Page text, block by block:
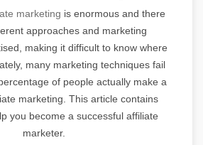
marketing is enormous and there
approaches and marketing
making it difficult to know where
many marketing techniques fail
of people actually make a
marketing. This article contains
you become a successful affiliate
marketer.